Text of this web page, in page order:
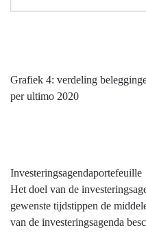
Grafiek 4: verdeling
per ultimo 2020
Investeringsagendaportefeuille
Het doel van de
gewenste tijdstippen de
van de investeringsagenda